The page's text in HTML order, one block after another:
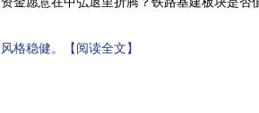
格稳健。【阅读全文】